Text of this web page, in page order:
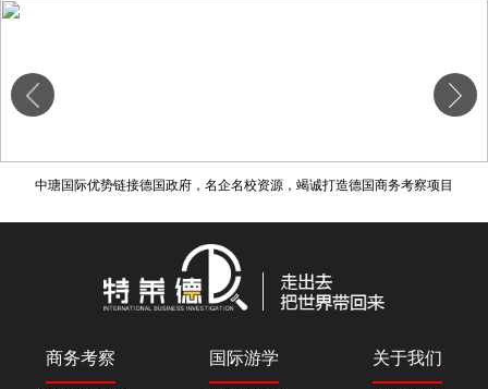
一次寻找商机之旅，一场信仰文化之行---以色列商务考察，只为等你来
商务考察 国际游学 关于我们